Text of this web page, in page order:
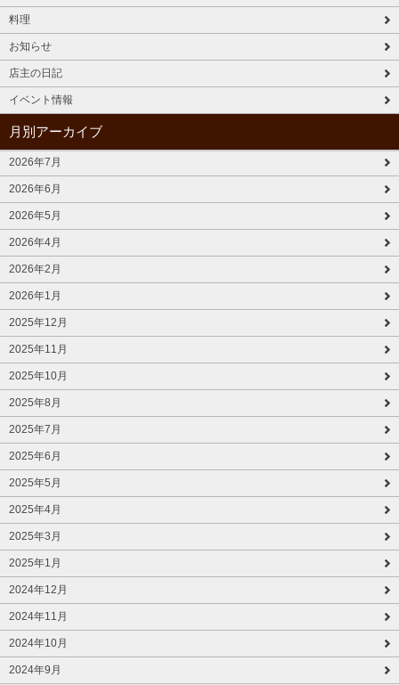
料理
お知らせ
店主の日記
イベント情報
月別アーカイブ
2026年7月
2026年6月
2026年5月
2026年4月
2026年2月
2026年1月
2025年12月
2025年11月
2025年10月
2025年8月
2025年7月
2025年6月
2025年5月
2025年4月
2025年3月
2025年1月
2024年12月
2024年11月
2024年10月
2024年9月